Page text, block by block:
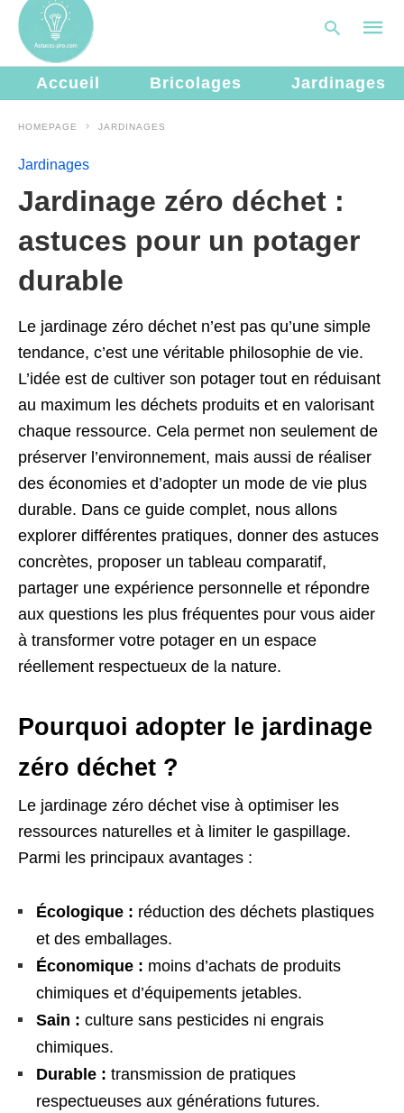
Accueil Bricolages Jardinages
HOMEPAGE JARDINAGES
Jardinages
Jardinage zéro déchet :
astuces pour un potager
durable
Le jardinage zéro déchet n’est pas qu’une simple
tendance, c’est une véritable philosophie de vie.
L’idée est de cultiver son potager tout en réduisant
au maximum les déchets produits et en valorisant
chaque ressource. Cela permet non seulement de
préserver l’environnement, mais aussi de réaliser
des économies et d’adopter un mode de vie plus
durable. Dans ce guide complet, nous allons
explorer différentes pratiques, donner des astuces
concrètes, proposer un tableau comparatif,
partager une expérience personnelle et répondre
aux questions les plus fréquentes pour vous aider
à transformer votre potager en un espace
réellement respectueux de la nature.
Pourquoi adopter le jardinage
zéro déchet ?
Le jardinage zéro déchet vise à optimiser les
ressources naturelles et à limiter le gaspillage.
Parmi les principaux avantages :
Écologique : réduction des déchets plastiques
et des emballages.
Économique : moins d’achats de produits
chimiques et d’équipements jetables.
Sain : culture sans pesticides ni engrais
chimiques.
Durable : transmission de pratiques
respectueuses aux générations futures.